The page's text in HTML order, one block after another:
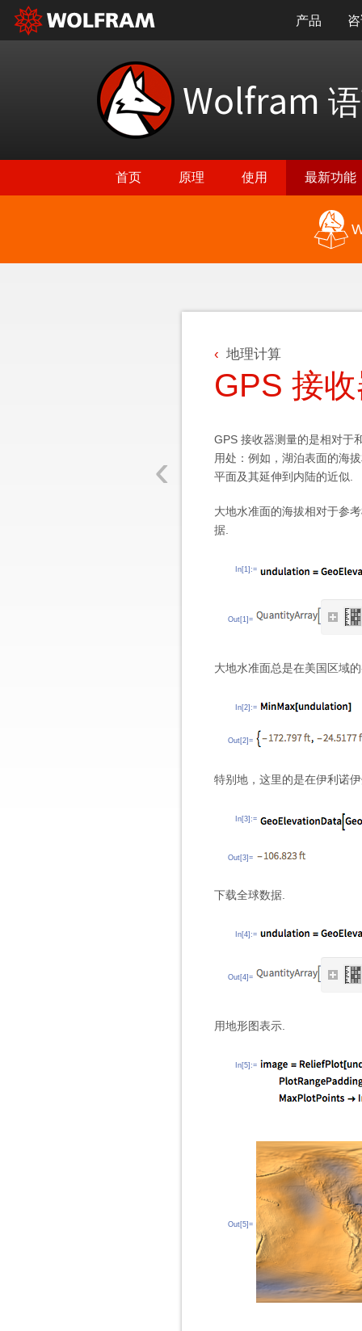
产品
Wolfram
首页 原理 使用 最新功能
‹
地理计算
GPS 接
GPS 接收器测量的是相对于
用处：例如，湖泊表面的海
平面及其延伸到内陆的近似.
大地水准面的海拔相对于参
据.
In[1]:=
Out[1]=
大地水准面总是在美国区域
In[2]:=
Out[2]=
特别地，这里的是在伊利诺
In[3]:=
Out[3]=
下载全球数据.
In[4]:=
Out[4]=
用地形图表示.
In[5]:=
Out[5]=